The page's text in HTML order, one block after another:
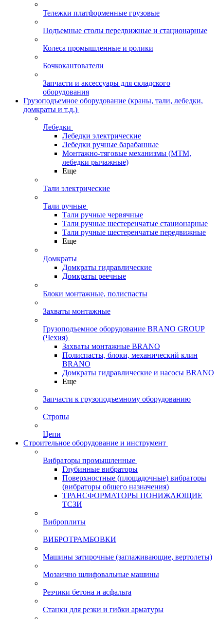
Тележки платформенные грузовые
Подъемные столы передвижные и стационарные
Колеса промышленные и ролики
Бочкокантователи
Запчасти и аксессуары для складского
оборудования
Грузоподъемное оборудование (краны, тали, лебедки,
домкраты и т.д.)
Лебедки
Лебедки электрические
Лебедки ручные барабанные
Монтажно-тяговые механизмы (МТМ,
лебедки рычажные)
Еще
Тали электрические
Тали ручные
Тали ручные червячные
Тали ручные шестеренчатые стационарные
Тали ручные шестеренчатые передвижные
Еще
Домкраты
Домкраты гидравлические
Домкраты реечные
Блоки монтажные, полиспасты
Захваты монтажные
Грузоподъемное оборудование BRANO GROUP
(Чехия)
Захваты монтажные BRANO
Полиспасты, блоки, механический клин
BRANO
Домкраты гидравлические и насосы BRANO
Еще
Запчасти к грузоподъемному оборудованию
Стропы
Цепи
Строительное оборудование и инструмент
Вибраторы промышленные
Глубинные вибраторы
Поверхностные (площадочные) вибраторы
(вибраторы общего назначения)
ТРАНСФОРМАТОРЫ ПОНИЖАЮЩИЕ
ТСЗИ
Виброплиты
ВИБРОТРАМБОВКИ
Машины затирочные (заглаживающие, вертолеты)
Мозаично шлифовальные машины
Резчики бетона и асфальта
Станки для резки и гибки арматуры